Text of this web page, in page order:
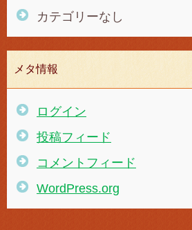
カテゴリーなし
メタ情報
ログイン
投稿フィード
コメントフィード
WordPress.org